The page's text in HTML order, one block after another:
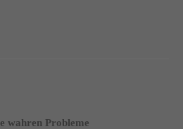
wahren Probleme